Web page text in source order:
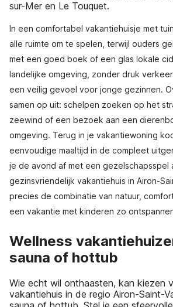
sur-Mer en Le Touquet.
In een comfortabel vakantiehuisje met
alle ruimte om te spelen, terwijl ouders
met een goed boek of een glas lokale
landelijke omgeving, zonder druk
een veilig gevoel voor jonge gezinnen.
samen op uit: schelpen zoeken op het
zeewind of een bezoek aan een
omgeving. Terug in je vakantiewoning
eenvoudige maaltijd in de compleet
je de avond af met een gezelschapsspel
gezinsvriendelijk vakantiehuis in Airon-
precies de combinatie van natuur,
een vakantie met kinderen zo
Wellness
sauna of hottub
Wie echt wil onthaasten, kan kiezen
vakantiehuis in de regio Airon-Saint-